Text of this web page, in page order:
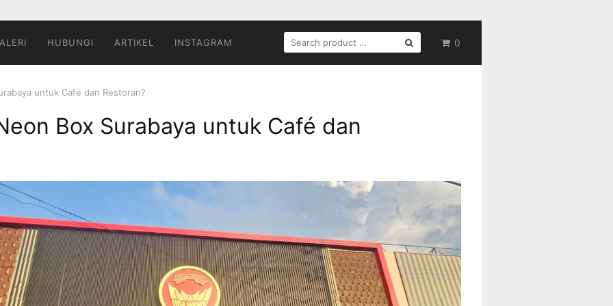
0
HUBUNGI ARTIKEL INSTAGRAM
SEARCH
FOR:
untuk Café dan Restoran?
Box Surabaya untuk Café dan